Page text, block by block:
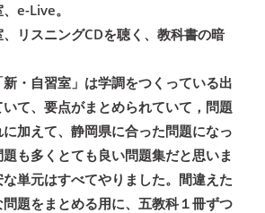
e-Live。
リスニングCDを聴く、教科書の暗
・自習室」は学調をつくっている出
て、要点がまとめられていて，問題
加えて、静岡県に合った問題になっ
も多くとても良い問題集だと思いま
単元はすべてやりました。間違えた
題をまとめる用に、五教科１冊ずつ